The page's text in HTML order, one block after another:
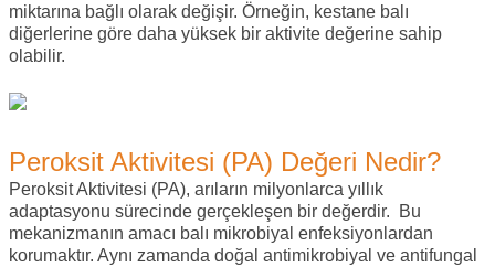
miktarına bağlı olarak değişir. Örneğin, kestane balı
diğerlerine göre daha yüksek bir aktivite değerine sahip
olabilir.
Peroksit Aktivitesi (PA) Değeri Nedir?
Peroksit Aktivitesi (PA), arıların milyonlarca yıllık
adaptasyonu sürecinde gerçekleşen bir değerdir. Bu
mekanizmanın amacı balı mikrobiyal enfeksiyonlardan
korumaktır. Aynı zamanda doğal antimikrobiyal ve antifungal